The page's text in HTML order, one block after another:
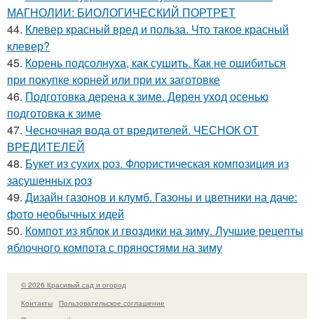
МАГНОЛИИ: БИОЛОГИЧЕСКИЙ ПОРТРЕТ
44. Клевер красный вред и польза. Что такое красный
клевер?
45. Корень подсолнуха, как сушить. Как не ошибиться
при покупке корней или при их заготовке
46. Подготовка дерена к зиме. Дерен уход осенью
подготовка к зиме
47. Чесночная вода от вредителей. ЧЕСНОК ОТ
ВРЕДИТЕЛЕЙ
48. Букет из сухих роз. Флористическая композиция из
засушенных роз
49. Дизайн газонов и клумб. Газоны и цветники на даче:
фото необычных идей
50. Компот из яблок и гвоздики на зиму. Лучшие рецепты
яблочного компота с пряностями на зиму
© 2026 Красивый сад и огород
Контакты
Пользовательское соглашение